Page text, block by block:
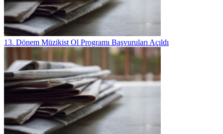
13. Dönem Müzikist Ol Programı Başvuruları Açıldı